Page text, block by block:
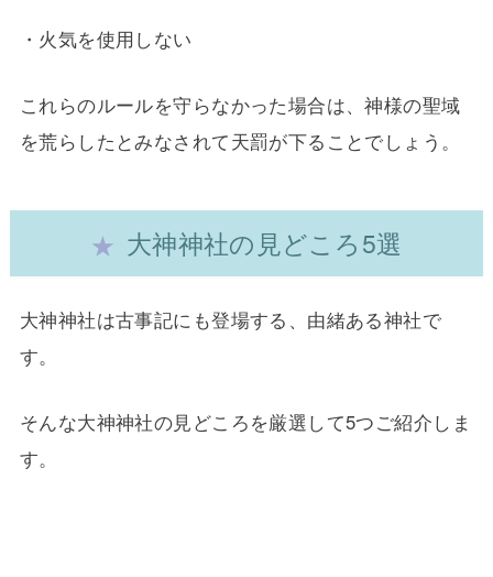
・火気を使用しない
これらのルールを守らなかった場合は、神様の聖域
を荒らしたとみなされて天罰が下ることでしょう。
大神神社の見どころ5選
大神神社は古事記にも登場する、由緒ある神社で
す。
そんな大神神社の見どころを厳選して5つご紹介しま
す。